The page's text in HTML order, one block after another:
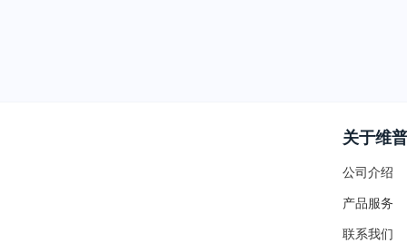
关于维普
公司介绍
产品服务
联系我们